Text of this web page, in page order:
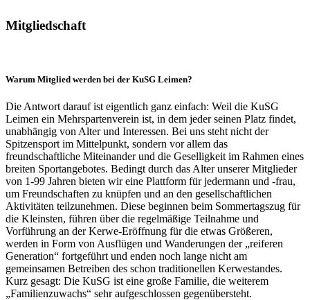
Mitgliedschaft
Warum Mitglied werden bei der KuSG Leimen?
Die Antwort darauf ist eigentlich ganz einfach: Weil die KuSG
Leimen ein Mehrspartenverein ist, in dem jeder seinen Platz findet,
unabhängig von Alter und Interessen. Bei uns steht nicht der
Spitzensport im Mittelpunkt, sondern vor allem das
freundschaftliche Miteinander und die Geselligkeit im Rahmen eines
breiten Sportangebotes. Bedingt durch das Alter unserer Mitglieder
von 1-99 Jahren bieten wir eine Plattform für jedermann und -frau,
um Freundschaften zu knüpfen und an den gesellschaftlichen
Aktivitäten teilzunehmen. Diese beginnen beim Sommertagszug für
die Kleinsten, führen über die regelmäßige Teilnahme und
Vorführung an der Kerwe-Eröffnung für die etwas Größeren,
werden in Form von Ausflügen und Wanderungen der „reiferen
Generation“ fortgeführt und enden noch lange nicht am
gemeinsamen Betreiben des schon traditionellen Kerwestandes.
Kurz gesagt: Die KuSG ist eine große Familie, die weiterem
„Familienzuwachs“ sehr aufgeschlossen gegenübersteht.